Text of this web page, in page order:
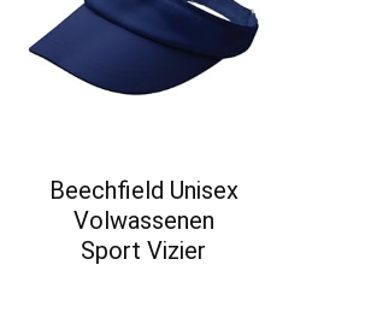
Beechfield Unisex
Volwassenen
Sport Vizier